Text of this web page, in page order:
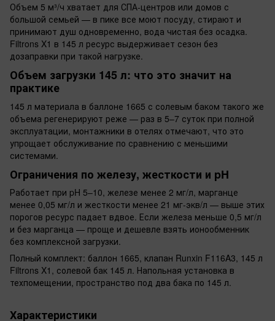
Объем 5 м³/ч хватает для СПА-центров или домов с
большой семьей — в пике все моют посуду, стирают и
принимают душ одновременно, вода чистая без осадка.
Filtrons X1 в 145 л ресурс выдерживает сезон без
дозаправки при такой нагрузке.
Объем загрузки 145 л: что это значит на
практике
145 л материала в баллоне 1665 с солевым баком такого же
объема регенерируют реже — раз в 5–7 суток при полной
эксплуатации, монтажники в отелях отмечают, что это
упрощает обслуживание по сравнению с меньшими
системами.
Ограничения по железу, жесткости и pH
Работает при pH 5–10, железе менее 2 мг/л, марганце
менее 0,05 мг/л и жесткости менее 21 мг-экв/л — выше этих
порогов ресурс падает вдвое. Если железа меньше 0,5 мг/л
и без марганца — проще и дешевле взять ионообменник
без комплексной загрузки.
Полный комплект: баллон 1665, клапан Runxin F116A3, 145 л
Filtrons X1, солевой бак 145 л. Напольная установка в
техпомещении, пространство под два бака по 145 л.
Характеристики